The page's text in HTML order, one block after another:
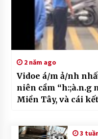
2 năm ago
Vidoe á/m ả/nh
niên cầm “h:;à.n.g
Miền Tây, và cái
3